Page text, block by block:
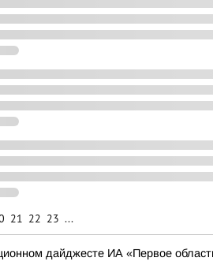
21 22 23 ...
дайджесте ИА «Первое